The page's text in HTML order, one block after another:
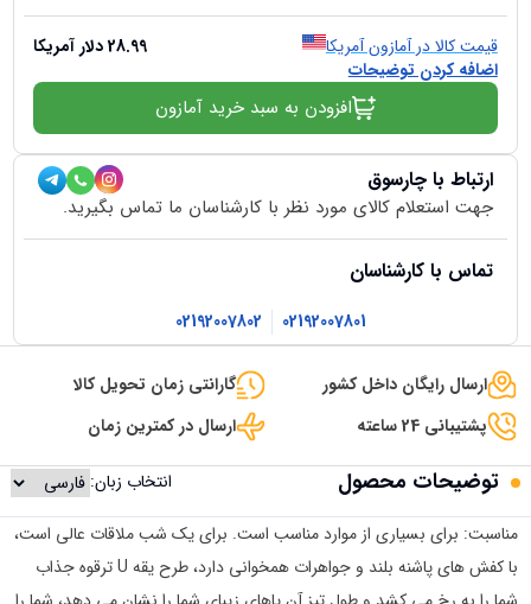
قیمت کالا در آمازون آمریکا 28.99دلار آمریکا
اضافه کردن توضیحات
افزودن به سبد خرید آمازون
ارتباط با چارسوق
جهت استعلام کالای مورد نظر با کارشناسان ما تماس بگیرید.
تماس با کارشناسان
02192007801
02192007802
ارسال رایگان داخل کشور
گارانتی زمان تحویل کالا
پشتیبانی 24 ساعته
ارسال در کمترین زمان
توضیحات محصول
انتخاب زبان:
مناسبت: برای بسیاری از موارد مناسب است. برای یک شب ملاقات عالی است،
با کفش های پاشنه بلند و جواهرات همخوانی دارد، طرح یقه U ترقوه جذاب